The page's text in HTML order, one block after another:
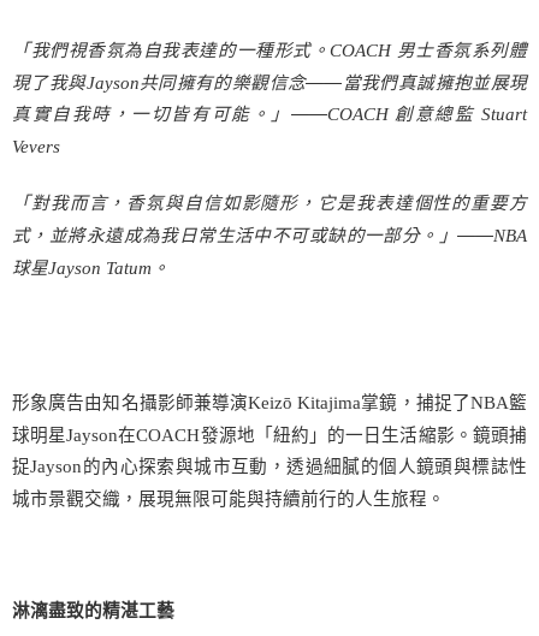
「我們視香氛為自我表達的一種形式。COACH 男士香氛系列體
現了我與Jayson共同擁有的樂觀信念——當我們真誠擁抱並展現
真實自我時，一切皆有可能。」——COACH 創意總監Stuart
Vevers
「對我而言，香氛與自信如影隨形，它是我表達個性的重要方
式，並將永遠成為我日常生活中不可或缺的一部分。」——NBA
球星Jayson Tatum 。
形象廣告由知名攝影師兼導演Keizō Kitajima掌鏡，捕捉了NBA籃
球明星Jayson在COACH發源地「紐約」的一日生活縮影。鏡頭捕
捉Jayson的內心探索與城市互動，透過細膩的個人鏡頭與標誌性
城市景觀交織，展現無限可能與持續前行的人生旅程。
淋漓盡致的精湛工藝